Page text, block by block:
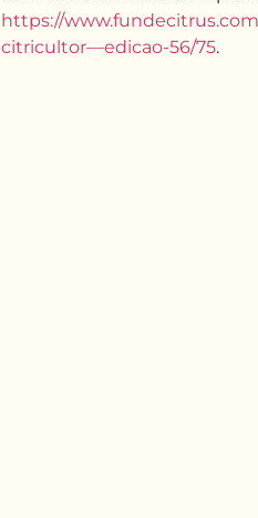
https://
citricultor—edicao-56/75.